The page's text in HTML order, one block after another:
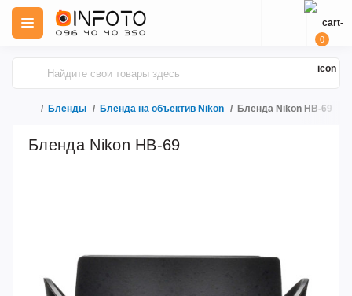
0
Бленды Бленда на объектив Nikon Бленда Nikon HB-69
Бленда Nikon HB-69